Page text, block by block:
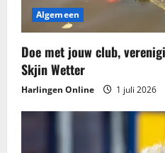
Algemeen
Doe met jouw club,
Skjin Wetter
Harlingen Online 1 juli 2026